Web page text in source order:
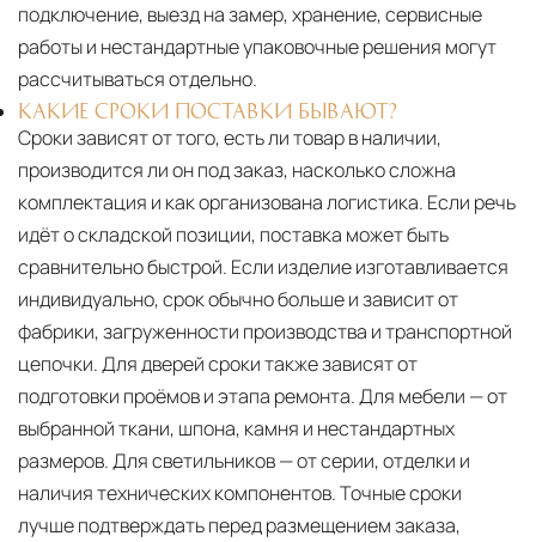
подключение, выезд на замер, хранение, сервисные
работы и нестандартные упаковочные решения могут
рассчитываться отдельно.
КАКИЕ СРОКИ ПОСТАВКИ БЫВАЮТ?
Сроки зависят от того, есть ли товар в наличии,
производится ли он под заказ, насколько сложна
комплектация и как организована логистика. Если речь
идёт о складской позиции, поставка может быть
сравнительно быстрой. Если изделие изготавливается
индивидуально, срок обычно больше и зависит от
фабрики, загруженности производства и транспортной
цепочки. Для дверей сроки также зависят от
подготовки проёмов и этапа ремонта. Для мебели — от
выбранной ткани, шпона, камня и нестандартных
размеров. Для светильников — от серии, отделки и
наличия технических компонентов. Точные сроки
лучше подтверждать перед размещением заказа,